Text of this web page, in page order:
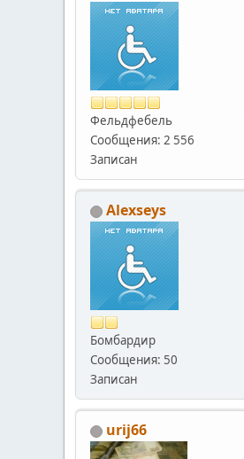
Фельдфебель
Сообщения: 2 556
Записан
Alexseys
Бомбардир
Сообщения: 50
Записан
urij66